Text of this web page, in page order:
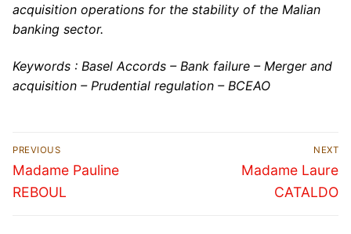
acquisition operations for the stability of the Malian
banking sector.
Keywords : Basel Accords – Bank failure – Merger and
acquisition – Prudential regulation – BCEAO
PREVIOUS
Madame Pauline
REBOUL
NEXT
Madame Laure
CATALDO